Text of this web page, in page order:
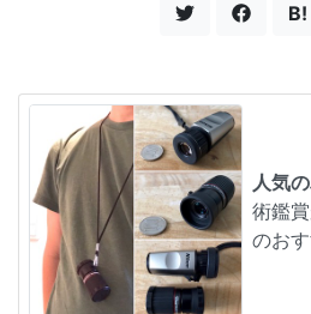
B!
人気
術鑑
のお